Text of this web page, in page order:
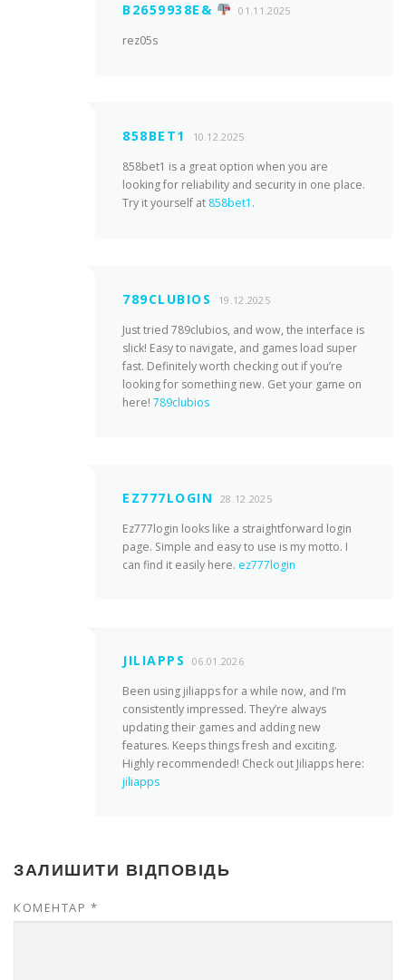
B2659938E&
01.11.2025
rez05s
858BET1 10.12.2025
858bet1 is a great option when you are
looking for reliability and security in one place.
Try it yourself at 858bet1 .
789CLUBIOS 19.12.2025
Just tried 789clubios, and wow, the interface is
slick! Easy to navigate, and games load super
fast. Definitely worth checking out if you’re
looking for something new. Get your game on
here! 789clubios
EZ777LOGIN 28.12.2025
Ez777login looks like a straightforward login
page. Simple and easy to use is my motto. I
can find it easily here. ez777login
JILIAPPS 06.01.2026
Been using jiliapps for a while now, and I’m
consistently impressed. They’re always
updating their games and adding new
features. Keeps things fresh and exciting.
Highly recommended! Check out Jiliapps here:
jiliapps
ЗАЛИШИТИ ВІДПОВІДЬ
КОМЕНТАР *